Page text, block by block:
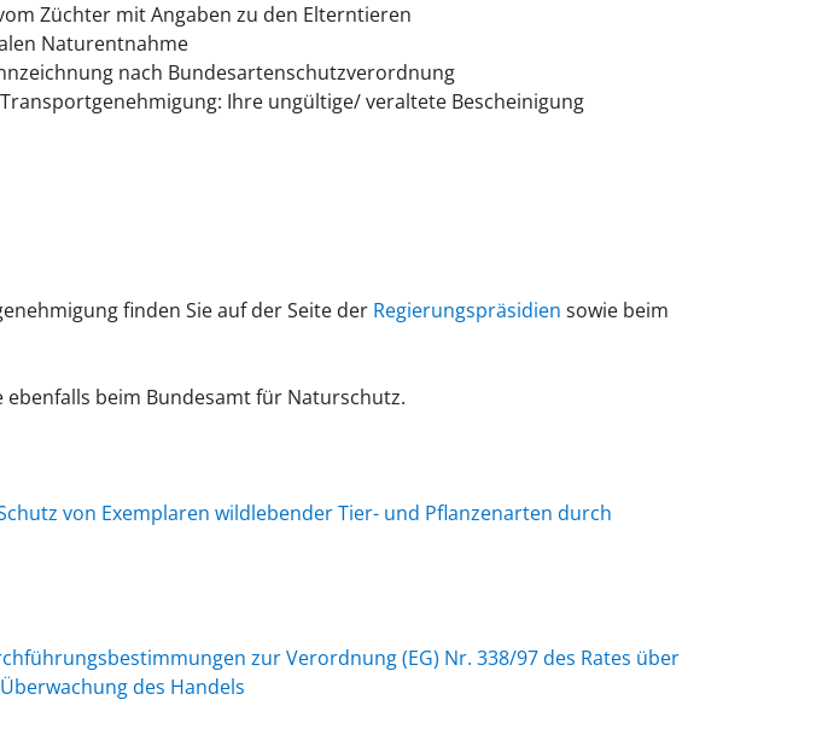
Züchter mit Angaben zu den Elterntieren
Naturentnahme
nach Bundesartenschutzverordnung
Ihre ungültige/ veraltete Bescheinigung
finden Sie auf der Seite der Regierungspräsidien sowie beim
ebenfalls beim Bundesamt für Naturschutz.
von Exemplaren wildlebender Tier- und Pflanzenarten durch
zur Verordnung (EG) Nr. 338/97 des Rates über
des Handels